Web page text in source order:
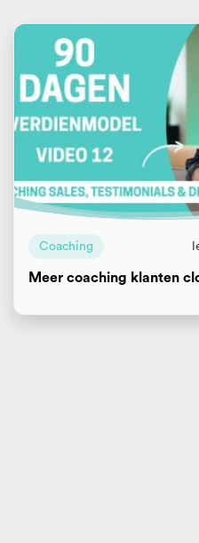
Coaching
Meer coaching klanten